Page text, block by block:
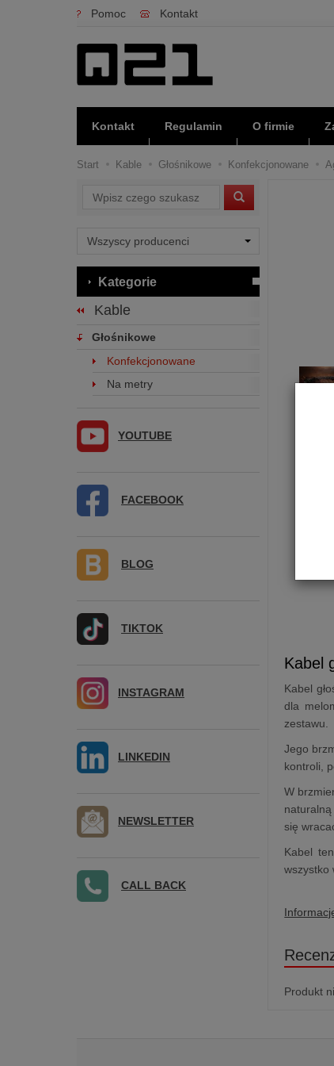
Pomoc Kontakt
Kontakt Regulamin O firmie
Start Kable Głośnikowe Konfekcjonowane
Kabel
Kabel
dla
zestawu.
Jego
kontroli,
W
się
Kabel
wszystko
Produkt
Wyszukaj
Kategorie
Kable
Głośnikowe
Konfekcjonowane
Na metry
YOUTUBE
FACEBOOK
BLOG
TIKTOK
INSTAGRAM
LINKEDIN
NEWSLETTER
CALL BACK